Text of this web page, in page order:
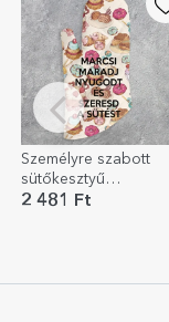
Személyre szabott
sütőkesztyű
szöveggel - Keep
2 481 Ft